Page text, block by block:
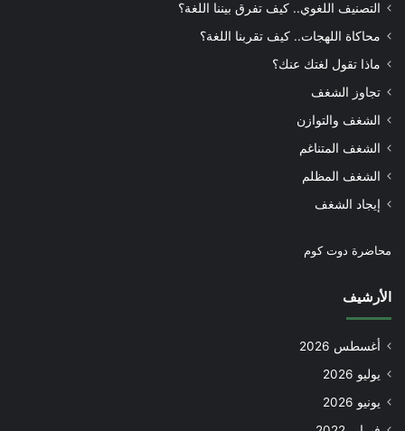
التصنيف اللغوي.. كيف تفرق بيننا اللغة؟
محاكاة اللهجات.. كيف تقربنا اللغة؟
ماذا تقول لغتك عنك؟
تجاوز الشغف
الشغف والتوازن
الشغف المتناغم
الشغف المظلم
إيجاد الشغف
محاضرة دوت كوم
الأرشيف
أغسطس 2026
يوليو 2026
يونيو 2026